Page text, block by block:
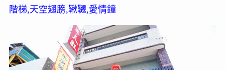
階梯,天空翅膀,鞦韆,愛情鐘